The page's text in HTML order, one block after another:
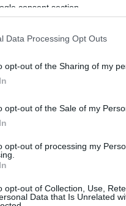
consent section.
Data Processing Opt Outs
opt-out of the Sharing of my
opt-out of the Sale of my
opt-out of processing my
opt-out of Collection, Use,
Data that Is Unrelated
για την ετοιμότητα
προσωπικό που
τάξη και ασφάλεια, με
«Οι ζημιές στην
Την πλήρη
νοσοκομείου έχει
σε ανοιχτή
παράπονα, καταγγελίες